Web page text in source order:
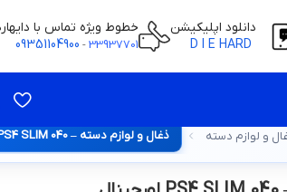
دانلود اپلیکیشن
خطوط ویژه تماس با
33937701
-
09351104900
و لوازم دسته ذغال و لوازم دسته – PS4 SLIM 040 اورجينال